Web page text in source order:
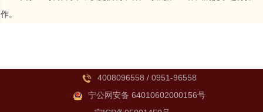
作。
4008096558 / 0951-96558
宁公网安备 64010602000156号